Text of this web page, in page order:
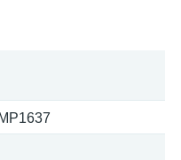
MP1637